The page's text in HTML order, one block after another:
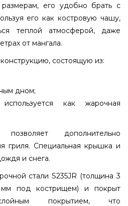
его удобно брать с
его как костровую чашу,
теплой атмосферой, даже
от мангала.
состоящую из:
дном;
как жарочная
дополнительно
гриля. Специальная крышка и
и снега.
стали S235JR (толщина 3
под кострищем) и покрыт
покрытием, что